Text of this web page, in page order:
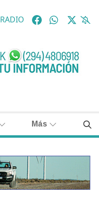
RADIO
Más